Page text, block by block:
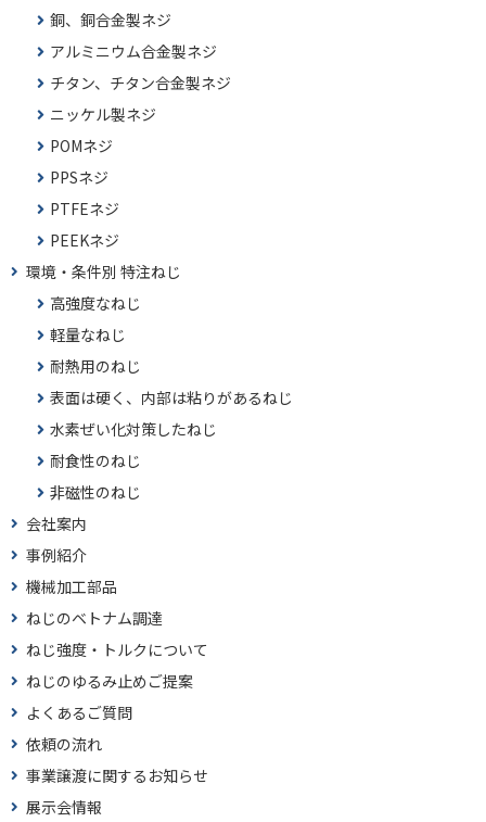
銅、銅合金製ネジ
アルミニウム合金製ネジ
チタン、チタン合金製ネジ
ニッケル製ネジ
POMネジ
PPSネジ
PTFEネジ
PEEKネジ
環境・条件別 特注ねじ
高強度なねじ
軽量なねじ
耐熱用のねじ
表面は硬く、内部は粘りがあるねじ
水素ぜい化対策したねじ
耐食性のねじ
非磁性のねじ
会社案内
事例紹介
機械加工部品
ねじのベトナム調達
ねじ強度・トルクについて
ねじのゆるみ止めご提案
よくあるご質問
依頼の流れ
事業譲渡に関するお知らせ
展示会情報